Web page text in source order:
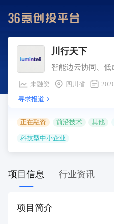
川行天下
智能边云协同、低
未融资 四川省
寻求报道
正在融资 前沿技术 其他
科技型中小企业
项目信息 行业资讯
项目简介